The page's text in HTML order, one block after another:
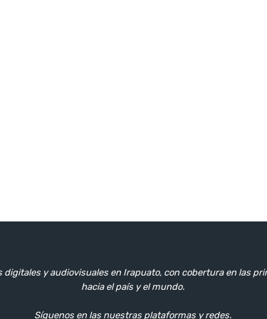
y audiovisuales en Irapuato, con cobertura en las
hacia el país y el mundo.
Síguenos en las nuestras plataformas y redes.